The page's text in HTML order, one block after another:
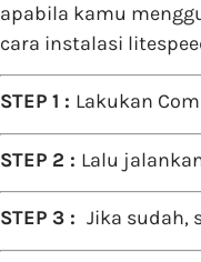
apabila kamu
cara instalasi
STEP 1 : Lakukan
STEP 2 : Lalu
STEP 3 : Jika sudah,